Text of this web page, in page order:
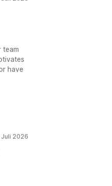
team
have
Juli 2026